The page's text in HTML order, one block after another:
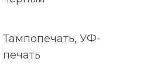
Тампопечать, УФ-
печать